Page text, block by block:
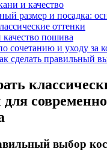
и качество
размер и посадка:
оттенки
качество пошива
сочетанию и уходу за
сделать правильный
выбор